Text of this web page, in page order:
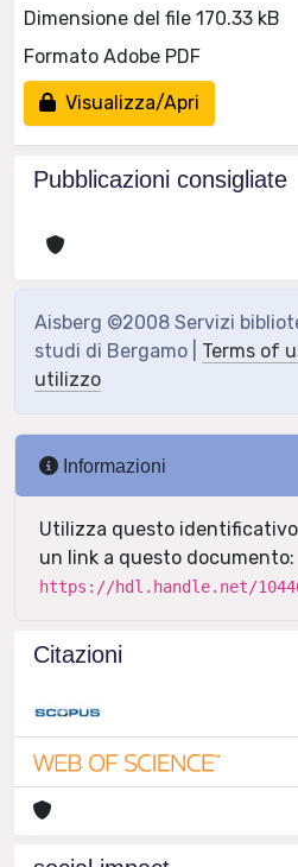
Dimensione del file 170.33 kB
Formato Adobe PDF
Visualizza/Apri
Pubblicazioni consigliate
Aisberg ©2008 Servizi
studi di Bergamo | Terms of
utilizzo
Informazioni
Utilizza questo
un link a questo documento:
https://hdl.handle.net/
Citazioni